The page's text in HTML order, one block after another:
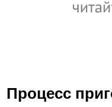
Процесс